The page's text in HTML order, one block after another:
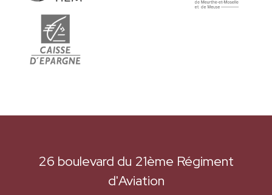
26 boulevard du 21ème Régiment
d'Aviation